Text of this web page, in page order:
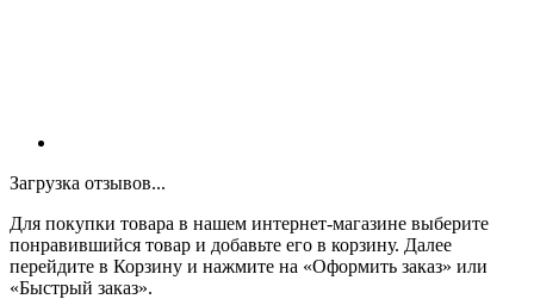
Загрузка отзывов...
Для покупки товара в нашем интернет-магазине выберите
понравившийся товар и добавьте его в корзину. Далее
перейдите в Корзину и нажмите на «Оформить заказ» или
«Быстрый заказ».